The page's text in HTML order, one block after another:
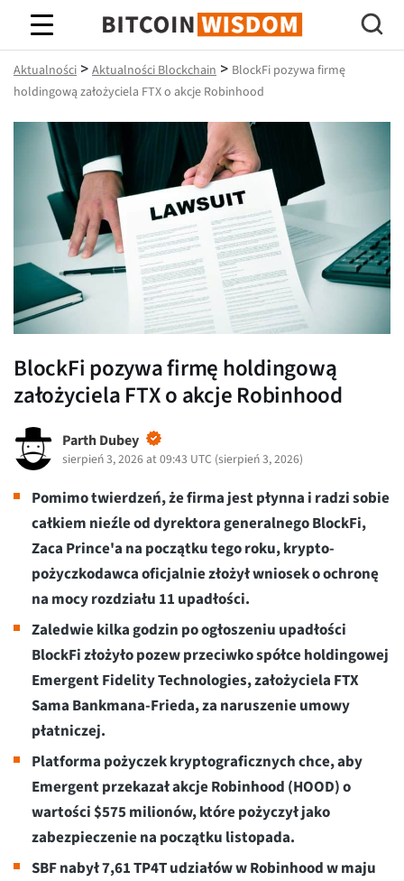
Mądrość Bitcoina
Aktualności > Aktualności Blockchain > BlockFi pozywa firmę
holdingową założyciela FTX o akcje Robinhood
BlockFi pozywa firmę holdingową
założyciela FTX o akcje Robinhood
Parth Dubey
sierpień 3, 2026 at 09:43 UTC (sierpień 3, 2026)
Pomimo twierdzeń, że firma jest płynna i radzi sobie
całkiem nieźle od dyrektora generalnego BlockFi,
Zaca Prince'a na początku tego roku, krypto-
pożyczkodawca oficjalnie złożył wniosek o ochronę
na mocy rozdziału 11 upadłości.
Zaledwie kilka godzin po ogłoszeniu upadłości
BlockFi złożyło pozew przeciwko spółce holdingowej
Emergent Fidelity Technologies, założyciela FTX
Sama Bankmana-Frieda, za naruszenie umowy
płatniczej.
Platforma pożyczek kryptograficznych chce, aby
Emergent przekazał akcje Robinhood (HOOD) o
wartości $575 milionów, które pożyczył jako
zabezpieczenie na początku listopada.
SBF nabył 7,61 TP4T udziałów w Robinhood w maju